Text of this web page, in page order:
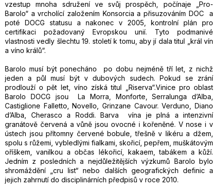
vzestup mnoha sdružení ve svůj prospěch, počínaje „Pro-
Barolo“ a vrcholící založením Konsorcia a přisuzováním DOC a
poté DOCG statusu a nakonec v 2005, kontrolní plán pro
certifikaci požadovaný Evropskou unií. Tyto podmanivé
vlastnosti vedly šlechtu 19. století k tomu, aby jí dala titul „ král vín
a víno králů“.
Barolo musí být ponecháno po dobu nejméně tří let, z nichž
jeden a půl musí být v dubových sudech. Pokud se zrání
prodlouží o pět let, víno získá titul „Riserva“.Vinice pro oblast
Barolo DOCG jsou La Morra, Monforte, Serralunga d’Alba,
Castiglione Falletto, Novello, Grinzane Cavour. Verduno, Diano
d’Alba, Cherasco a Roddi. Barva vína je plná a intenzivní
granátově červená a vůně jsou ovocné i kořeněné. V nose i v
ústech jsou přítomny červené bobule, třešně v likéru a džem,
spolu s růžemi, vybledlými fialkami, skořicí, pepřem, muškátovým
oříškem, vanilkou a občas lékořicí, kakaem, tabákem a kůží.
Jedním z posledních a nejdůležitějších výzkumů Barolo bylo
shromáždění „cru list“ nebo dalších geografických definic a
jejich zahrnutí do disciplinárních předpisů v roce 2010.